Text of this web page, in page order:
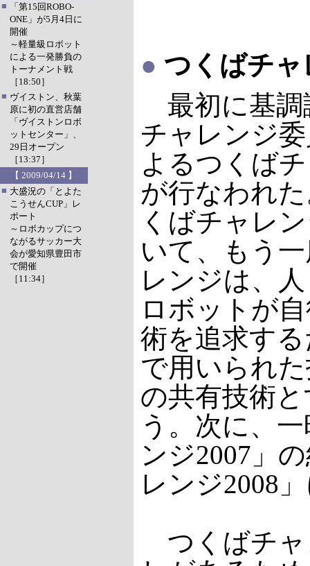
■
「第15回ROBO-
ONE」が5月4日に
開催
～軽量級ロボット
による一発勝負の
トーナメント戦
［18:50］
■ ヴイストン、秋葉
原に初の直営店舗
「ヴイストンロボ
ットセンター」、
29日オープン
［13:37］
【 2009/04/14 】
■ 大盛況の「とよた
こうせんCUP」レ
ポート
～ロボカップにつ
ながるサッカー大
会が愛知県豊田市
で開催
［11:34］
● つくばチャ
最初に基調
チャレンジ
よるつくば
が行なわれ
くばチャレ
いて、もう
レンジは、
ロボットが
術を追求す
で用いられ
の共有技術
う。次に、
ンジ2007」
レンジ2008
つくばチャ